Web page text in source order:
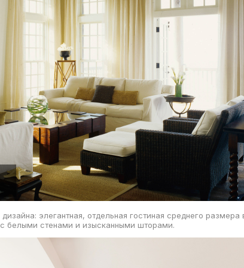
элегантная, отдельная гостиная среднего размера
белыми стенами и изысканными шторами.